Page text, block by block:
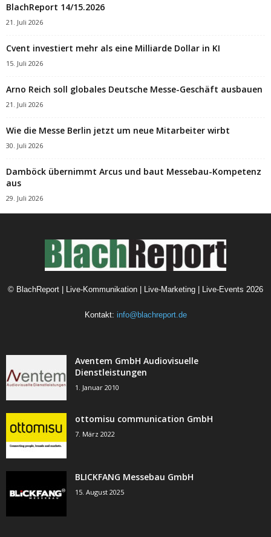
BlachReport 14/15.2026
21. Juli 2026
Cvent investiert mehr als eine Milliarde Dollar in KI
15. Juli 2026
Arno Reich soll globales Deutsche Messe-Geschäft ausbauen
21. Juli 2026
Wie die Messe Berlin jetzt um neue Mitarbeiter wirbt
30. Juli 2026
Damböck übernimmt Arcus und baut Messebau-Kompetenz
aus
29. Juli 2026
© BlachReport | Live-Kommunikation | Live-Marketing | Live-Events 2026
Kontakt: info@blachreport.de
Aventem GmbH Audiovisuelle
Dienstleistungen
1. Januar 2010
ottomisu communication GmbH
7. März 2022
BLICKFANG Messebau GmbH
15. August 2025